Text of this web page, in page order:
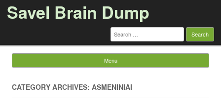
Savel Brain Dump
Search
for:
Menu
CATEGORY ARCHIVES: ASMENINIAI